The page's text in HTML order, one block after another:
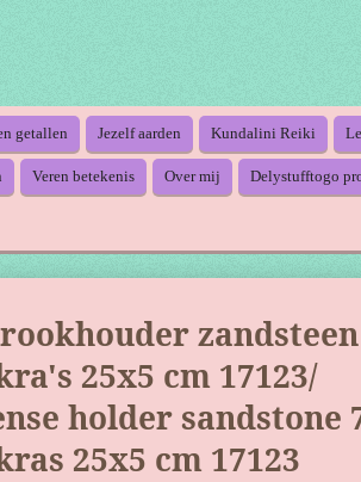
getallen Jezelf aarden Kundalini Reiki
Veren betekenis Over mij Delystufftogo
25x5 cm 17123/
holder sandstone
25x5 cm 17123